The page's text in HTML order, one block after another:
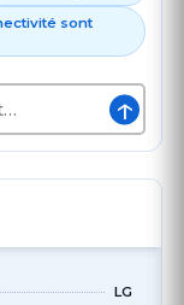
sont
↑
LG